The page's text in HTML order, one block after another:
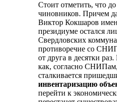
Стоит отметить, что
чиновников. Причем
Виктор Кокшаров
президиуме остался
Свердловских
противоречие со
от друга в десятки
как, согласно
сталкивается
инвентаризацию
перейти к